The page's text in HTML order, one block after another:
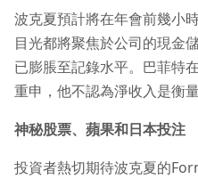
波克夏預計將在年會前幾小
目光都將聚焦於公司的現金
已膨脹至記錄水平。巴菲特
重申，他不認為淨收入是衡
神秘股票、蘋果和日本投注
投資者熱切期待波克夏的